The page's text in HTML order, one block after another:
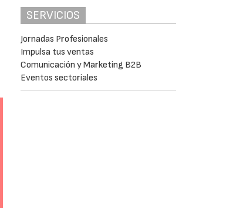
SERVICIOS
Jornadas Profesionales
Impulsa tus ventas
Comunicación y Marketing B2B
Eventos sectoriales